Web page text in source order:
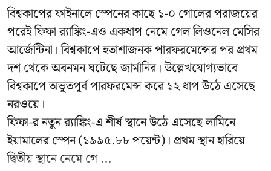
বিশ্বকাপের ফাইনালে স্পেনের কাছে ১-০ গোলের পরাজয়ের
পরেই ফিফা র‍্যাঙ্কিং-এও একধাপ নেমে গেল লিওনেল মেসির
আর্জেন্টিনা। বিশ্বকাপে হতাশাজনক পারফরমেন্সের পর প্রথম
দশ থেকে অবনমন ঘটেছে জার্মানির। উল্লেখযোগ্যভাবে
বিশ্বকাপে অভূতপূর্ব পারফরমেন্স করে ১২ ধাপ উঠে এসেছে
নরওয়ে।
ফিফা-র নতুন র‍্যাঙ্কিং-এ শীর্ষ স্থানে উঠে এসেছে লামিনে
ইয়ামালের স্পেন (১৯৯৫.৮৮ পয়েন্ট)। প্রথম স্থান হারিয়ে
দ্বিতীয় স্থানে নেমে গে ...